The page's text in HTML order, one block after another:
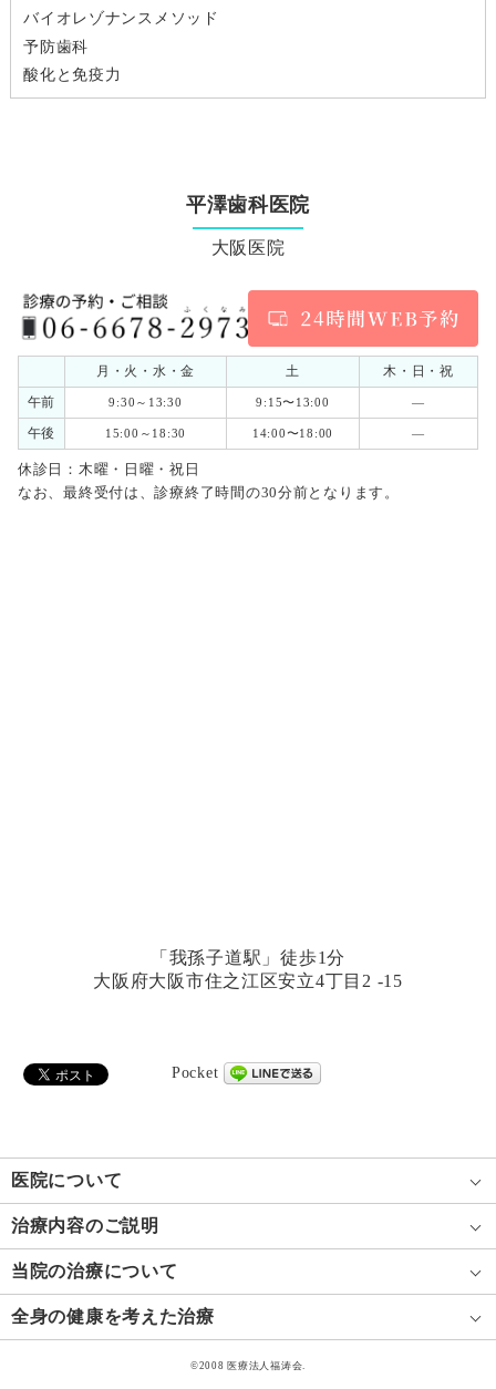
バイオレゾナンスメソッド
予防歯科
酸化と免疫力
平澤歯科医院
大阪医院
月・火・水・金 土
木・日・祝
午前
9:30～13:30 9:15〜13:00 ―
午後 15:00～18:30 14:00〜18:00 ―
休診日：木曜・日曜・祝日
なお、最終受付は、診療終了時間の30分前となります。
「我孫子道駅」徒歩1分
大阪府大阪市住之江区安立4丁目2 -15
Pocket
医院について
治療内容のご説明
当院の治療について
全身の健康を考えた治療
©2008 医療法人福涛会.